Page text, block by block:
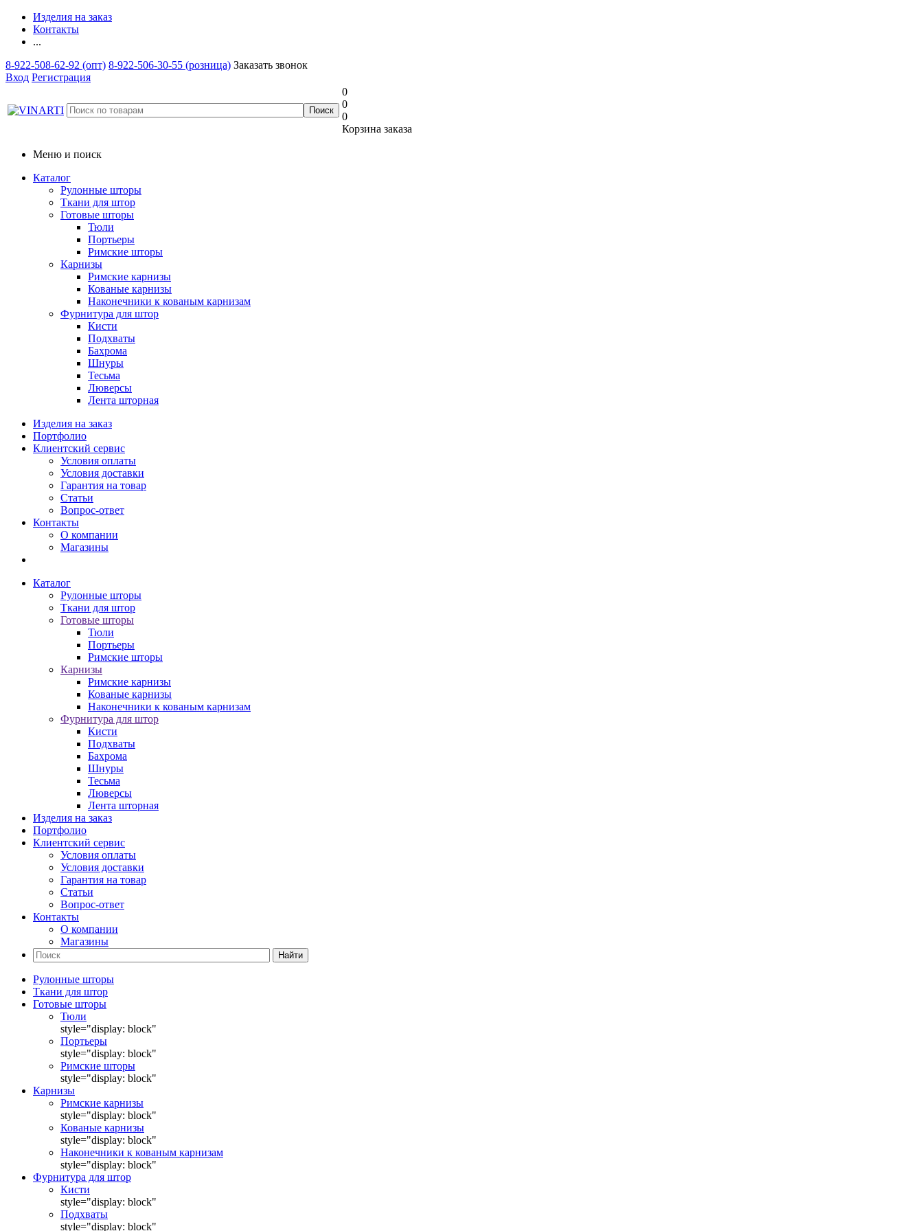
Изделия на заказ
Контакты
...
8-922-508-62-92 (опт) 8-922-506-30-55 (розница) Заказать звонок
Вход Регистрация
0
0
0
Корзина заказа
Меню и поиск
Каталог
Рулонные шторы
Ткани для штор
Готовые шторы
Тюли
Портьеры
Римские шторы
Карнизы
Римские карнизы
Кованые карнизы
Наконечники к кованым карнизам
Фурнитура для штор
Кисти
Подхваты
Бахрома
Шнуры
Тесьма
Люверсы
Лента шторная
Изделия на заказ
Портфолио
Клиентский сервис
Условия оплаты
Условия доставки
Гарантия на товар
Статьи
Вопрос-ответ
Контакты
О компании
Магазины
Каталог
Рулонные шторы
Ткани для штор
Готовые шторы
Тюли
Портьеры
Римские шторы
Карнизы
Римские карнизы
Кованые карнизы
Наконечники к кованым карнизам
Фурнитура для штор
Кисти
Подхваты
Бахрома
Шнуры
Тесьма
Люверсы
Лента шторная
Изделия на заказ
Портфолио
Клиентский сервис
Условия оплаты
Условия доставки
Гарантия на товар
Статьи
Вопрос-ответ
Контакты
О компании
Магазины
Найти
Рулонные шторы
Ткани для штор
Готовые шторы
Тюли
style="display: block"
Портьеры
style="display: block"
Римские шторы
style="display: block"
Карнизы
Римские карнизы
style="display: block"
Кованые карнизы
style="display: block"
Наконечники к кованым карнизам
style="display: block"
Фурнитура для штор
Кисти
style="display: block"
Подхваты
style="display: block"